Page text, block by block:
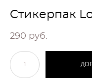
Cтикерпак
290 pуб.